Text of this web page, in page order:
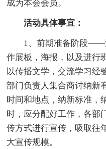
成为本会会员。
活动具体事宜：
1、前期准备阶段——活
作展板，海报，以及进行
以传播文学，交流学习经
部门负责人集合商讨纳新
时间和地点，纳新标准，
时，应分配好工作，各部
传方式进行宣传，吸取往
大宣传规模。